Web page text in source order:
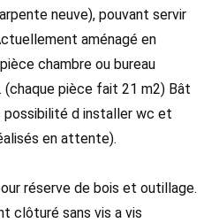
neuve), pouvant servir
aménagé en
chambre ou bureau
pièce fait 21 m2) Bât
d installer wc et
en attente).
réserve de bois et outillage.
clôturé sans vis a vis